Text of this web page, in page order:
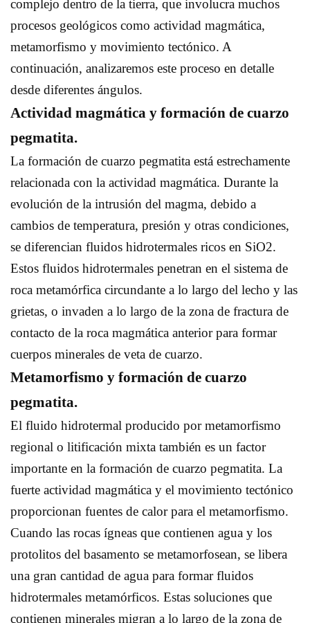
complejo dentro de la tierra, que involucra muchos
procesos geológicos como actividad magmática,
metamorfismo y movimiento tectónico. A
continuación, analizaremos este proceso en detalle
desde diferentes ángulos.
Actividad magmática y formación de cuarzo
pegmatita.
La formación de cuarzo pegmatita está estrechamente
relacionada con la actividad magmática. Durante la
evolución de la intrusión del magma, debido a
cambios de temperatura, presión y otras condiciones,
se diferencian fluidos hidrotermales ricos en SiO2.
Estos fluidos hidrotermales penetran en el sistema de
roca metamórfica circundante a lo largo del lecho y las
grietas, o invaden a lo largo de la zona de fractura de
contacto de la roca magmática anterior para formar
cuerpos minerales de veta de cuarzo.
Metamorfismo y formación de cuarzo
pegmatita.
El fluido hidrotermal producido por metamorfismo
regional o litificación mixta también es un factor
importante en la formación de cuarzo pegmatita. La
fuerte actividad magmática y el movimiento tectónico
proporcionan fuentes de calor para el metamorfismo.
Cuando las rocas ígneas que contienen agua y los
protolitos del basamento se metamorfosean, se libera
una gran cantidad de agua para formar fluidos
hidrotermales metamórficos. Estas soluciones que
contienen minerales migran a lo largo de la zona de